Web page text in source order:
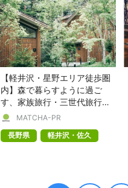
【軽井沢・星野エリア徒歩圏
内】森で暮らすように過ご
す、家族旅行・三世代旅行・
記念日旅行を彩る上質な一棟
VILLA」
MATCHA-PR
長野県
軽井沢・佐久